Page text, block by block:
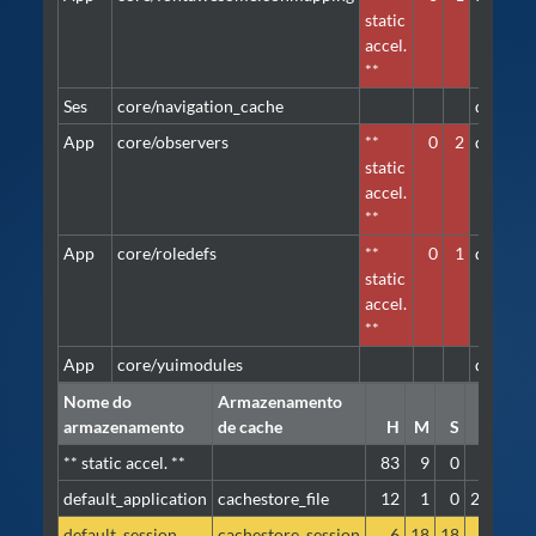
static
accel.
**
Ses core/navigation_cache
App
core/observers
**
static
accel.
**
0 2
App core/roledefs
**
static
accel.
**
0 1
App core/yuimodules
Nome do
armazenamento
Armazenamento
de cache
H M S
** static accel. **
83 9 0
default_application cachestore_file 12 1 0 223.1 Kb